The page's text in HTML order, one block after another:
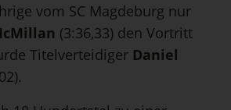
vom SC Magdeburg nur
n (3:36,33) den Vortritt
Titelverteidiger Daniel